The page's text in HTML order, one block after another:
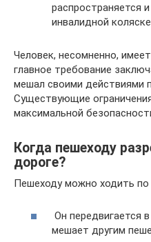
распространяется
инвалидной
Человек, несомненно,
главное требование
мешал своими
Существующие
максимальной
Когда пешеходу
дороге?
Пешеходу можно ходить по
Он передвигается
мешает другим